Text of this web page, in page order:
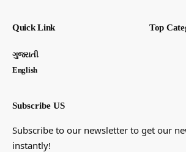
Quick Link
ગુજરાતી
English
Top
Subscribe US
Subscribe to our newsletter to get our
instantly!